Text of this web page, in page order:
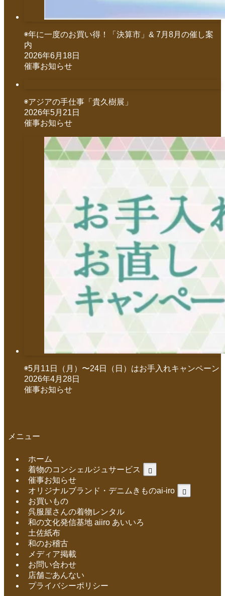
◉年に一度のお買い得！「決算市」& 7月8月の催し案
内
2026年6月18日
催事お知らせ
◉アジアの手仕事「貴久樹展」
2026年5月21日
催事お知らせ
◉5月11日（月）〜24日（日）はお手入れキャンペーン
2026年4月28日
催事お知らせ
メニュー
ホーム
着物のコンシェルジュサービス
催事お知らせ
オリジナルブランド・デニムきものai-iro
お買いもの
呉服屋さんの着物レンタル
和の文化発信基地 aiiro あいいろ
土佐紙布
和のお稽古
メディア掲載
お問い合わせ
店舗ごあんない
プライバシーポリシー